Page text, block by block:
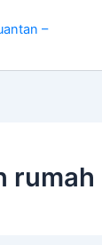
rumah